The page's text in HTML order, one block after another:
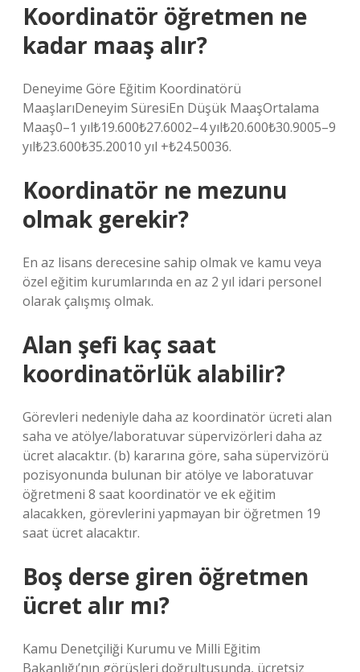
Koordinatör öğretmen ne
kadar maaş alır?
Deneyime Göre Eğitim Koordinatörü
MaaşlarıDeneyim SüresiEn Düşük MaaşOrtalama
Maaş0–1 yıl₺19.600₺27.6002–4 yıl₺20.600₺30.9005–9
yıl₺23.600₺35.20010 yıl +₺24.50036.
Koordinatör ne mezunu
olmak gerekir?
En az lisans derecesine sahip olmak ve kamu veya
özel eğitim kurumlarında en az 2 yıl idari personel
olarak çalışmış olmak.
Alan şefi kaç saat
koordinatörlük alabilir?
Görevleri nedeniyle daha az koordinatör ücreti alan
saha ve atölye/laboratuvar süpervizörleri daha az
ücret alacaktır. (b) kararına göre, saha süpervizörü
pozisyonunda bulunan bir atölye ve laboratuvar
öğretmeni 8 saat koordinatör ve ek eğitim
alacakken, görevlerini yapmayan bir öğretmen 19
saat ücret alacaktır.
Boş derse giren öğretmen
ücret alır mı?
Kamu Denetçiliği Kurumu ve Milli Eğitim
Bakanlığı’nın görüşleri doğrultusunda, ücretsiz